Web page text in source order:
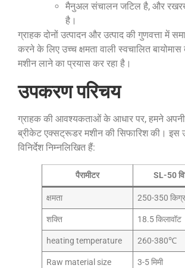
मैनुअल संचालन जटिल है, और
है।
ग्राहक दोनों उत्पादन और उत्पाद की गुणवत्ता में
करने के लिए उच्च क्षमता वाली स्वचालित
मशीन लाने का प्रयास कर रहा है।
उपकरण परिचय
ग्राहक की आवश्यकताओं के आधार पर, हमने अपनी
ब्रीकेट एक्सट्रूडर मशीन की सिफारिश की।
विनिर्देश निम्नलिखित हैं:
पैरामीटर SL-50
क्षमता 250-350
शक्ति 18.5 किलावॉट
heating temperature 260-380℃
Raw material size 3-5 मिमी